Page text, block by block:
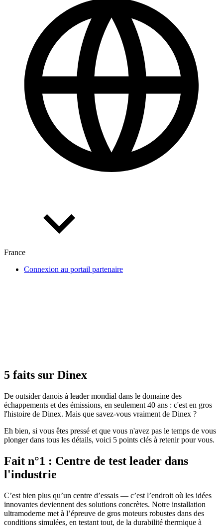
France
Connexion au portail partenaire
5 faits sur Dinex
De outsider danois à leader mondial dans le domaine des
échappements et des émissions, en seulement 40 ans : c'est en gros
l'histoire de Dinex. Mais que savez-vous vraiment de Dinex ?
Eh bien, si vous êtes pressé et que vous n'avez pas le temps de vous
plonger dans tous les détails, voici 5 points clés à retenir pour vous.
Fait n°1 : Centre de test leader dans
l'industrie
C’est bien plus qu’un centre d’essais — c’est l’endroit où les idées
innovantes deviennent des solutions concrètes. Notre installation
ultramoderne met à l’épreuve de gros moteurs robustes dans des
conditions simulées, en testant tout, de la durabilité thermique à